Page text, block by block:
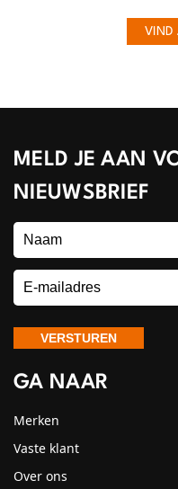
VIND
MELD JE AAN
NIEUWSBRIEF
GA NAAR
Merken
Vaste klant
Over ons